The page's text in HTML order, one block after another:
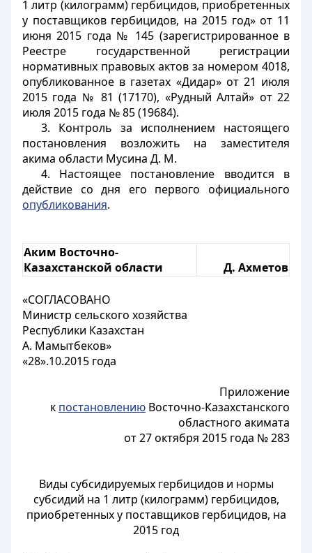
1 литр (килограмм) гербицидов, приобретенных
у поставщиков гербицидов, на 2015 год» от 11
июня 2015 года № 145 (зарегистрированное в
Реестре государственной регистрации
нормативных правовых актов за номером 4018,
опубликованное в газетах «Дидар» от 21 июля
2015 года № 81 (17170), «Рудный Алтай» от 22
июля 2015 года № 85 (19684).
3. Контроль за исполнением настоящего
постановления возложить на заместителя
акима области Мусина Д. М.
4. Настоящее постановление вводится в
действие со дня его первого официального
опубликования.
Аким Восточно-
Казахстанской области
Д. Ахметов
«СОГЛАСОВАНО
Министр сельского хозяйства
Республики Казахстан
А. Мамытбеков»
«28».10.2015 года
Приложение
к постановлению Восточно-Казахстанского
областного акимата
от 27 октября 2015 года № 283
Виды субсидируемых гербицидов и нормы
субсидий на 1 литр (килограмм) гербицидов,
приобретенных у поставщиков гербицидов, на
2015 год